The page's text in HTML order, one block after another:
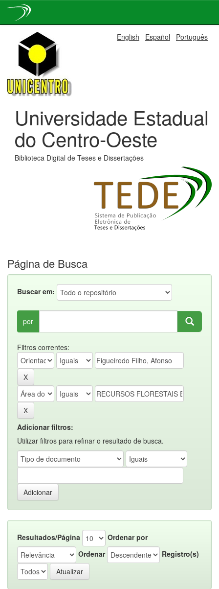
navigation
English Español Português
Universidade Estadual
do Centro-Oeste
Biblioteca Digital de Teses e Dissertações
Página de Busca
Buscar em:
por
Filtros correntes:
Adicionar filtros:
Utilizar filtros para refinar o resultado de busca.
Resultados/Página
Ordenar por
Ordenar
Registro(s)